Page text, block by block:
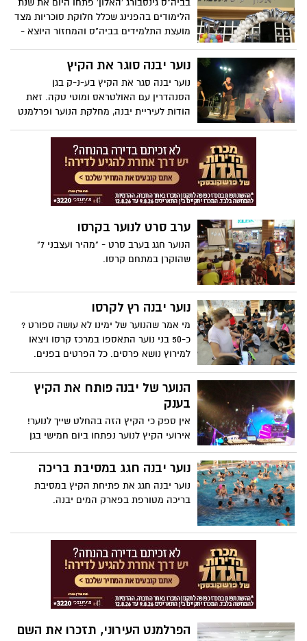
בביה"ס גינסבורג 'האלון' פתחו היום את שנת
הלימודים בהפנינג שכלל חלוקת סוכריות מצד
מועצת התלמידים בביה"ס והמחזור היוצא -
נוער יבנה סוגר את הקיץ
נוער יבנה סגר את הקיץ בע-נ-ק בגן
הסנהדרין עם האולטראס ומוטי טקה. זאת
הודות לעיריית יבנה, מחלקת הנוער ופרלמנט
ערב סרט לנוער בקרסו
הנוער חגג בערב סרט - "מהיר ועצבני 7"
שהוקרן במתחם קרסו.
נוער יבנה רץ לקרסו
מי אמר שהנוער של ימינו לא עושה ספורט ?
כ-50 בני נוער התאספו במרכז קרסו ויצאו
למירוץ נושא פרסים. כל הפרטים בפנים.
הנוער של יבנה פותח את הקיץ
בענק
אין ספק כי הקיץ הזה בהחלט שייך לנוער!
אירועי הקיץ לנוער נפתחו ביום חמישי בגן
הסנהדרין בהופעה חיה של איתי לוי ושקד
קוממי והמשיכו ביום שני האחרון, בערב
מלסה
נוער יבנה חגג במסיבת בריכה
נוער יבנה חגג את פתיחת הקיץ במסיבת
בריכה מטורפת בפארק המים יבנה.
הפרלמנט העירוני, תזכרו את השם